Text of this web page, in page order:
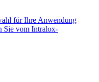
für Ihre Anwendung
Sie vom Intralox-